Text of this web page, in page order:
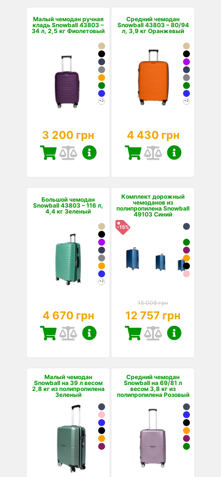
Малый чемодан ручная
кладь Snowball 43803 –
34 л, 2,5 кг Фиолетовый
+2
3 200 грн
Средний чемодан
Snowball 43803 – 80/94
л, 3,9 кг Оранжевый
+2
4 430 грн
Большой чемодан
Snowball 43803 – 116 л,
4,4 кг Зеленый
+2
4 670 грн
Комплект дорожный
чемоданов из
полипропилена Snowball
49103 Синий
-15%
15 008 грн
12 757 грн
Малый чемодан
Snowball на 39 л весом
2,8 кг из полипропилена
Зеленый
Средний чемодан
Snowball на 69/81 л
весом 3,8 кг из
полипропилена Розовый